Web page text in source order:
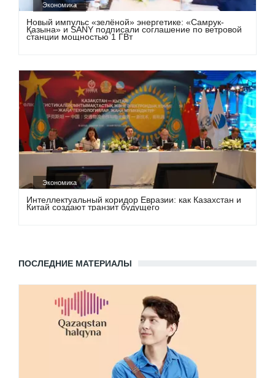
Экономика
Новый импульс «зелёной» энергетике: «Самрук-
Қазына» и SANY подписали соглашение по ветровой
станции мощностью 1 ГВт
Экономика
Интеллектуальный коридор Евразии: как Казахстан и
Китай создают транзит будущего
ПОСЛЕДНИЕ МАТЕРИАЛЫ